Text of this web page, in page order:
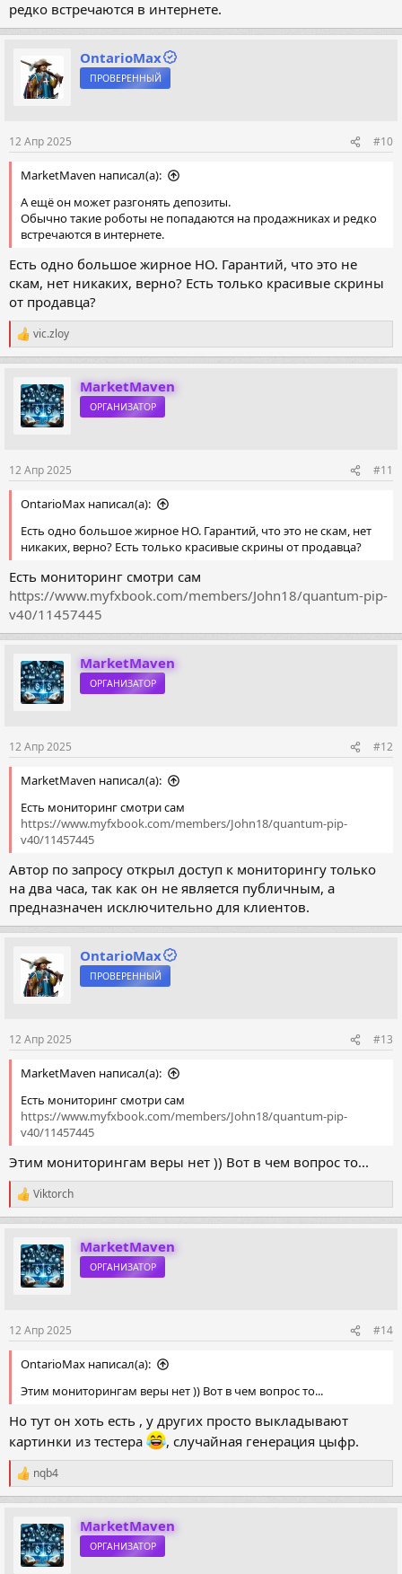
редко встречаются в интернете.
OntarioMax
ПРОВЕРЕННЫЙ
12 Апр 2025 #10
MarketMaven написал(а):
А ещё он может разгонять депозиты.
Обычно такие роботы не попадаются на продажниках и редко
встречаются в интернете.
Есть одно большое жирное НО. Гарантий, что это не
скам, нет никаких, верно? Есть только красивые скрины
от продавца?
Р
е
а
ц
и
и
vic.zloy
MarketMaven
ОРГАНИЗАТОР
12 Апр 2025 #11
OntarioMax написал(а):
Есть одно большое жирное НО. Гарантий, что это не скам, нет
никаких, верно? Есть только красивые скрины от продавца?
Есть мониторинг смотри сам
https://www.myfxbook.com/members/John18/quantum-pip-
v40/11457445
MarketMaven
ОРГАНИЗАТОР
12 Апр 2025 #12
MarketMaven написал(а):
Есть мониторинг смотри сам
https://www.myfxbook.com/members/John18/quantum-pip-
v40/11457445
Автор по запросу открыл доступ к мониторингу только
на два часа, так как он не является публичным, а
предназначен исключительно для клиентов.
OntarioMax
ПРОВЕРЕННЫЙ
12 Апр 2025 #13
MarketMaven написал(а):
Есть мониторинг смотри сам
https://www.myfxbook.com/members/John18/quantum-pip-
v40/11457445
Этим мониторингам веры нет )) Вот в чем вопрос то...
Р
е
а
ц
и
и
Viktorch
MarketMaven
ОРГАНИЗАТОР
12 Апр 2025 #14
OntarioMax написал(а):
Этим мониторингам веры нет )) Вот в чем вопрос то...
Но тут он хоть есть , у других просто выкладывают
картинки из тестера
, случайная генерация цыфр.
Р
е
а
ц
и
и
nqb4
MarketMaven
ОРГАНИЗАТОР